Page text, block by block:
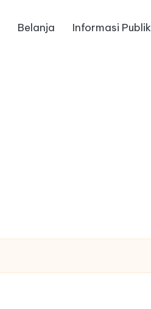
Belanja Informasi Publik